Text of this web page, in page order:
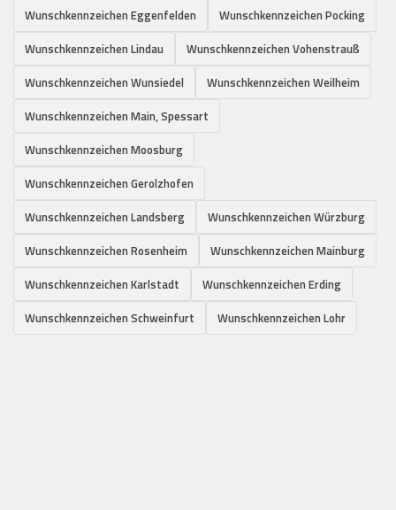
Wunschkennzeichen Eggenfelden
Wunschkennzeichen Pocking
Wunschkennzeichen Lindau
Wunschkennzeichen Vohenstrauß
Wunschkennzeichen Wunsiedel
Wunschkennzeichen Weilheim
Wunschkennzeichen Main, Spessart
Wunschkennzeichen Moosburg
Wunschkennzeichen Gerolzhofen
Wunschkennzeichen Landsberg
Wunschkennzeichen Würzburg
Wunschkennzeichen Rosenheim
Wunschkennzeichen Mainburg
Wunschkennzeichen Karlstadt
Wunschkennzeichen Erding
Wunschkennzeichen Schweinfurt
Wunschkennzeichen Lohr